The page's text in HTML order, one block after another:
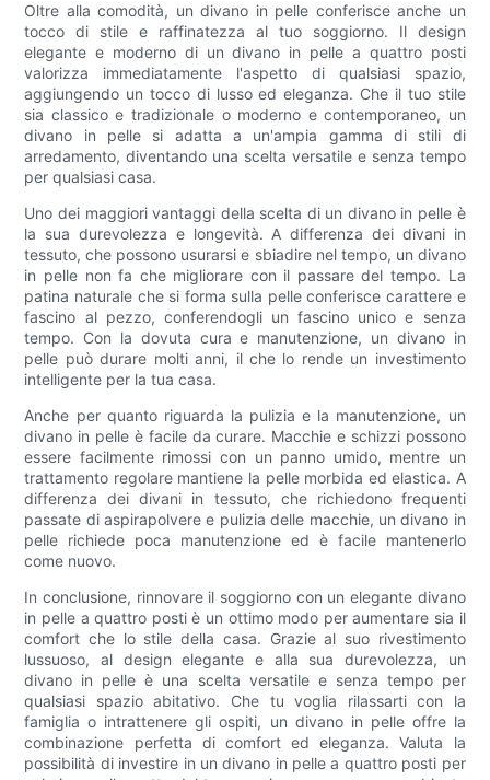
Oltre alla comodità, un divano in pelle conferisce anche un
tocco di stile e raffinatezza al tuo soggiorno. Il design
elegante e moderno di un divano in pelle a quattro posti
valorizza immediatamente l'aspetto di qualsiasi spazio,
aggiungendo un tocco di lusso ed eleganza. Che il tuo stile
sia classico e tradizionale o moderno e contemporaneo, un
divano in pelle si adatta a un'ampia gamma di stili di
arredamento, diventando una scelta versatile e senza tempo
per qualsiasi casa.
Uno dei maggiori vantaggi della scelta di un divano in pelle è
la sua durevolezza e longevità. A differenza dei divani in
tessuto, che possono usurarsi e sbiadire nel tempo, un divano
in pelle non fa che migliorare con il passare del tempo. La
patina naturale che si forma sulla pelle conferisce carattere e
fascino al pezzo, conferendogli un fascino unico e senza
tempo. Con la dovuta cura e manutenzione, un divano in
pelle può durare molti anni, il che lo rende un investimento
intelligente per la tua casa.
Anche per quanto riguarda la pulizia e la manutenzione, un
divano in pelle è facile da curare. Macchie e schizzi possono
essere facilmente rimossi con un panno umido, mentre un
trattamento regolare mantiene la pelle morbida ed elastica. A
differenza dei divani in tessuto, che richiedono frequenti
passate di aspirapolvere e pulizia delle macchie, un divano in
pelle richiede poca manutenzione ed è facile mantenerlo
come nuovo.
In conclusione, rinnovare il soggiorno con un elegante divano
in pelle a quattro posti è un ottimo modo per aumentare sia il
comfort che lo stile della casa. Grazie al suo rivestimento
lussuoso, al design elegante e alla sua durevolezza, un
divano in pelle è una scelta versatile e senza tempo per
qualsiasi spazio abitativo. Che tu voglia rilassarti con la
famiglia o intrattenere gli ospiti, un divano in pelle offre la
combinazione perfetta di comfort ed eleganza. Valuta la
possibilità di investire in un divano in pelle a quattro posti per